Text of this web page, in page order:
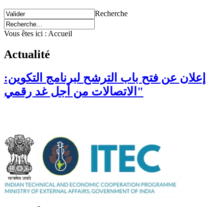
Recherche
Vous êtes ici : Accueil
Actualité
إعلان عن فتح باب الترشح لبرنامج التكوين:
"الاتصالات من أجل غد رقمي